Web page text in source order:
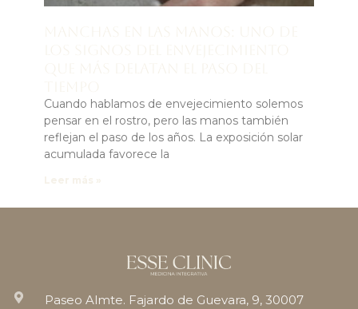
Cuando hablamos de envejecimiento solemos
pensar en el rostro, pero las manos también
reflejan el paso de los años. La exposición solar
acumulada favorece la
Paseo Almte. Fajardo de Guevara, 9, 30007